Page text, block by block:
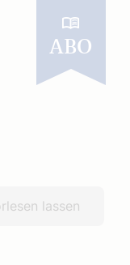
ABO
lassen